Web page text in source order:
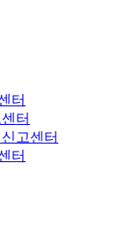
터
터
고센터
터